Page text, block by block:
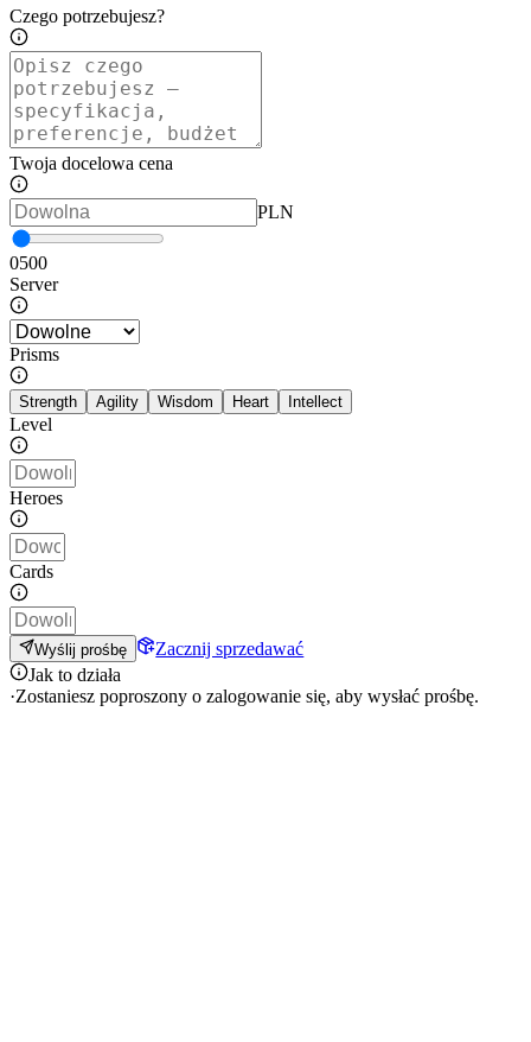
Czego potrzebujesz?
Twoja docelowa cena
PLN
0500
Server
Prisms
Strength Agility Wisdom Heart Intellect
Level
Heroes
Cards
Wyślij prośbę
Zacznij sprzedawać
Jak to działa
·Zostaniesz poproszony o zalogowanie się, aby wysłać prośbę.